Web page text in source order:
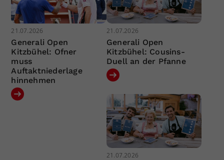
21.07.2026
Generali Open
Kitzbühel: Ofner
muss
Auftaktniederlage
hinnehmen
21.07.2026
Generali Open
Kitzbühel: Cousins-
Duell an der Pfanne
21.07.2026